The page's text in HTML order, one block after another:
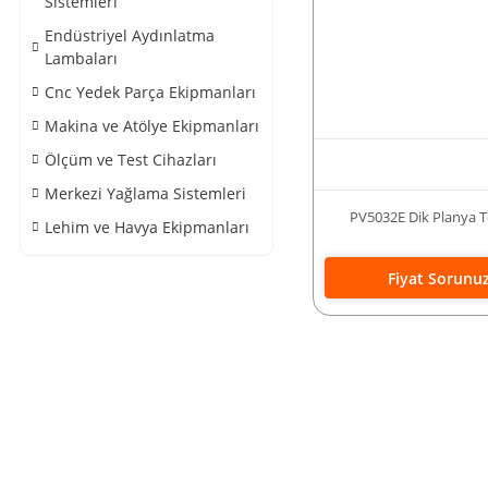
Endüstriyel Aydınlatma
Lambaları
Cnc Yedek Parça Ekipmanları
Makina ve Atölye Ekipmanları
Ölçüm ve Test Cihazları
Merkezi Yağlama Sistemleri
Lehim ve Havya Ekipmanları
PV5032E Dik Planya
Fiyat Sorunuz